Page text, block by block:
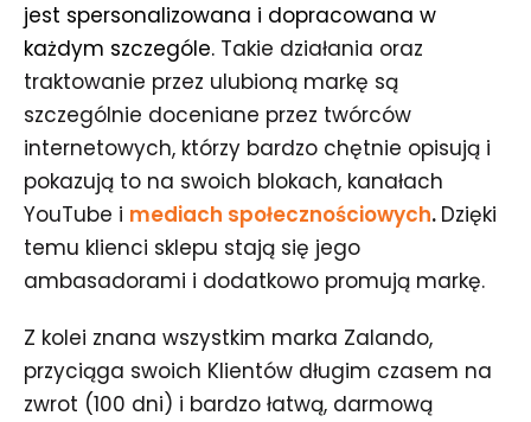
jest spersonalizowana i dopracowana w
każdym szczególe. Takie działania oraz
traktowanie przez ulubioną markę są
szczególnie doceniane przez twórców
internetowych, którzy bardzo chętnie opisują i
pokazują to na swoich blokach, kanałach
YouTube i mediach społecznościowych. Dzięki
temu klienci sklepu stają się jego
ambasadorami i dodatkowo promują markę.
Z kolei znana wszystkim marka Zalando,
przyciąga swoich Klientów długim czasem na
zwrot (100 dni) i bardzo łatwą, darmową